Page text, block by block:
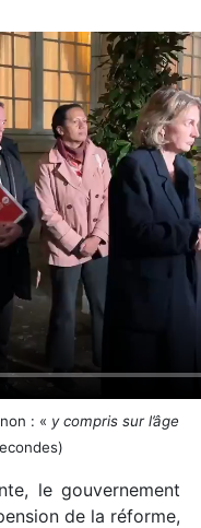
: « y compris sur l’âge
le gouvernement
de la réforme,